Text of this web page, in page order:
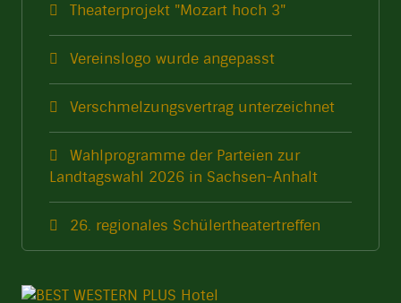
Theaterprojekt "Mozart hoch 3"
Vereinslogo wurde angepasst
Verschmelzungsvertrag unterzeichnet
Wahlprogramme der Parteien zur
Landtagswahl 2026 in Sachsen-Anhalt
26. regionales Schülertheatertreffen